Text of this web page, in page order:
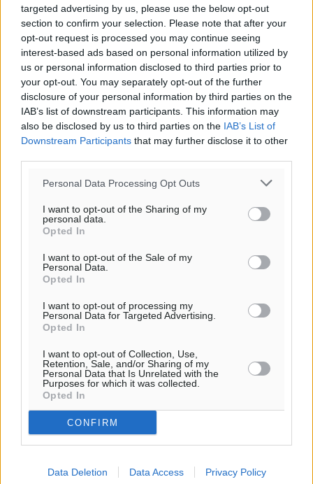
targeted advertising by us, please use the below opt-out
section to confirm your selection. Please note that after your
opt-out request is processed you may continue seeing
interest-based ads based on personal information utilized by
us or personal information disclosed to third parties prior to
your opt-out. You may separately opt-out of the further
disclosure of your personal information by third parties on the
IAB’s list of downstream participants. This information may
also be disclosed by us to third parties on the IAB’s List of
Downstream Participants that may further disclose it to other
Personal Data Processing Opt Outs
I want to opt-out of the Sharing of my
personal data.
Opted In
I want to opt-out of the Sale of my
Personal Data.
Opted In
I want to opt-out of processing my
Personal Data for Targeted Advertising.
Opted In
I want to opt-out of Collection, Use,
Retention, Sale, and/or Sharing of my
Personal Data that Is Unrelated with the
Purposes for which it was collected.
Opted In
CONFIRM
Data Deletion Data Access Privacy Policy
Ροή ειδήσεων
Χιλιάδες αυτοκίνητα παραμένουν αταξινόμητα – Λύση
αναζητά το υπουργείο
Νέες τουρκικές παραβιάσεις στο Αιγαίο – Μία
εμπλοκή με ελληνικά μαχητικά
Ειδήσεις• πριν 28 λεπτά
χρημάτων που μπορεί να κοστίσουν σε φόρο
Η επόμενη παγκόσμια δύναμη στα υδροπλάνα μπορεί